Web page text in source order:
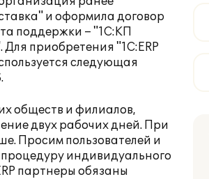
и оформила договор
поддержки – "1С:КП
приобретения "1С:ERP
следующая
.
обществ и филиалов,
двух рабочих дней. При
Просим пользователей и
индивидуального
партнеры обязаны